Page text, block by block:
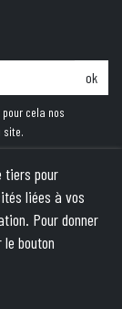
ok
cela nos
site.
tiers pour
liées à vos
Pour donner
bouton